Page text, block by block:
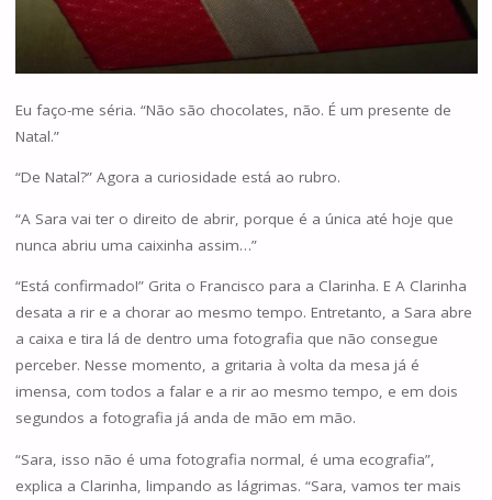
Eu faço-me séria. “Não são chocolates, não. É um presente de
Natal.”
“De Natal?” Agora a curiosidade está ao rubro.
“A Sara vai ter o direito de abrir, porque é a única até hoje que
nunca abriu uma caixinha assim…”
“Está confirmado!” Grita o Francisco para a Clarinha. E A Clarinha
desata a rir e a chorar ao mesmo tempo. Entretanto, a Sara abre
a caixa e tira lá de dentro uma fotografia que não consegue
perceber. Nesse momento, a gritaria à volta da mesa já é
imensa, com todos a falar e a rir ao mesmo tempo, e em dois
segundos a fotografia já anda de mão em mão.
“Sara, isso não é uma fotografia normal, é uma ecografia”,
explica a Clarinha, limpando as lágrimas. “Sara, vamos ter mais